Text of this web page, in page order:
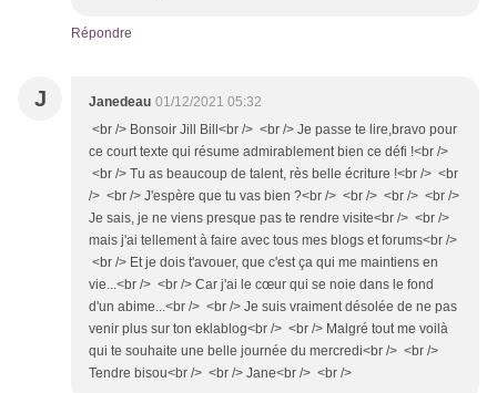
Répondre
J Janedeau 01/12/2021 05:32
<br /> Bonsoir Jill Bill<br /> <br /> Je passe te lire,bravo pour
ce court texte qui résume admirablement bien ce défi !<br />
<br /> Tu as beaucoup de talent, rès belle écriture !<br /> <br
/> <br /> J'espère que tu vas bien ?<br /> <br /> <br /> <br />
Je sais, je ne viens presque pas te rendre visite<br /> <br />
mais j'ai tellement à faire avec tous mes blogs et forums<br />
<br /> Et je dois t'avouer, que c'est ça qui me maintiens en
vie...<br /> <br /> Car j'ai le cœur qui se noie dans le fond
d'un abime...<br /> <br /> Je suis vraiment désolée de ne pas
venir plus sur ton eklablog<br /> <br /> Malgré tout me voilà
qui te souhaite une belle journée du mercredi<br /> <br />
Tendre bisou<br /> <br /> Jane<br /> <br />